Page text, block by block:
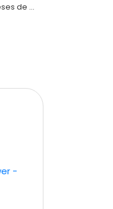
de ...